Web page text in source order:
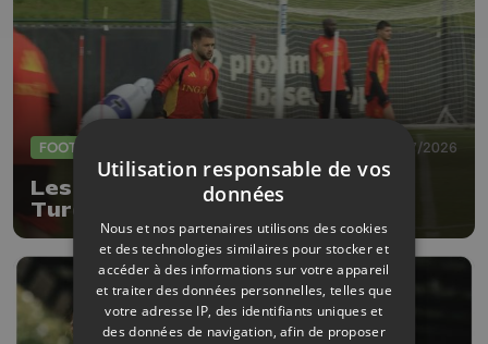
FOOTBALL 27/07/2026
Les Diables Rouges défieront la
Turquie le 2 octobre à Liège
Utilisation responsable de vos
données
Nous et nos partenaires utilisons des cookies
et des technologies similaires pour stocker et
accéder à des informations sur votre appareil
et traiter des données personnelles, telles que
votre adresse IP, des identifiants uniques et
des données de navigation, afin de proposer